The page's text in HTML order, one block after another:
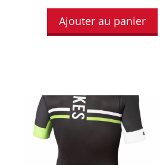
Ajouter au panier